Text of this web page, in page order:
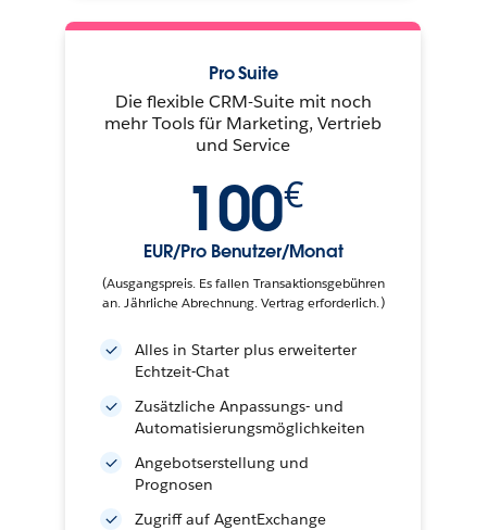
Pro Suite
Die flexible CRM-Suite mit noch
mehr Tools für Marketing, Vertrieb
und Service
100€
EUR/Pro Benutzer/Monat
(Ausgangspreis. Es fallen Transaktionsgebühren
an. Jährliche Abrechnung. Vertrag erforderlich.)
Alles in Starter plus erweiterter
Echtzeit-Chat
Zusätzliche Anpassungs- und
Automatisierungsmöglichkeiten
Angebotserstellung und
Prognosen
Zugriff auf AgentExchange